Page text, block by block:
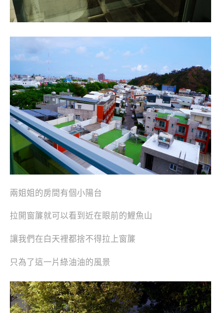
兩姐姐的房間有個小陽台
拉開窗簾就可以看到近在眼前的鯉魚山
讓我們在白天裡都捨不得拉上窗簾
只為了這一片綠油油的風景